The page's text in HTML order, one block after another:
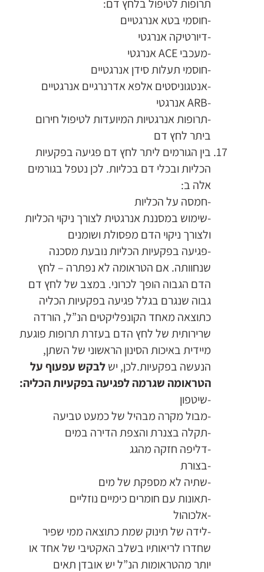
תרופות לטיפול בלחץ דם:
-חוסמי בטא אנרגטיים
-דיורטיקה אנרגטי
-מעכבי ACE אנרגטי
-חוסמי תעלות סידן אנרגטיים
-אנטגוניסטים אלפא אדרנרגיים אנרגטיים
-ARB אנרגטי
-תרופות אנרגטיות המיועדות לטיפול חירום
ביתר לחץ דם
בין הגורמים ליתר לחץ דם פגיעה בפקעיות
הכליות ובכלי דם בכליות. לכן נטפל בגורמים
אלה ב:
-חמסה על הכליות
-שימוש במסננת אנרגטית לצורך ניקוי הכליות
ולצורך ניקוי הדם מפסולת ושומנים
-פגיעה בפקעיות הכליות נובעת מסכנה
שנחוותה. אם הטראומה לא נפתרה – לחץ
הדם הגבוה הופך לכרוני. במצב של לחץ דם
גבוה שנגרם בגלל פגיעה בפקעיות הכליה
כתוצאה מאחד הקונפליקטים הנ”ל, הורדה
שרירותית של לחץ הדם בעזרת תרופות פוגעת
מיידית באיכות הסינון הראשוני של השתן,
הנעשה בפקעיות.לכן, ישלבקש עפעוף על
הטראומה שגרמה לפגיעה בפקעיות הכליה:
-שיטפון
-מבול מקרה מבהיל של כמעט טביעה
-תקלה בצנרת והצפת הדירה במים
-דליפה חזקה מהגג
-בצורת
-שתיה לא מספקת של מים
-תאונות עם חומרים כימיים נוזליים
-אלכוהול
-לידה של תינוק שמת כתוצאה ממי שפיר
שחדרו לריאותיו בשלב האקטיבי של אחד או
יותר מהטראומות הנ”ל יש אובדן תאים